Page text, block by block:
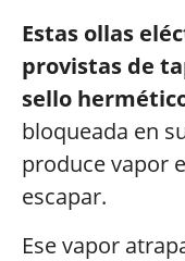
Estas ollas
provistas de
sello
bloqueada en
produce vapor
escapar.
Ese vapor